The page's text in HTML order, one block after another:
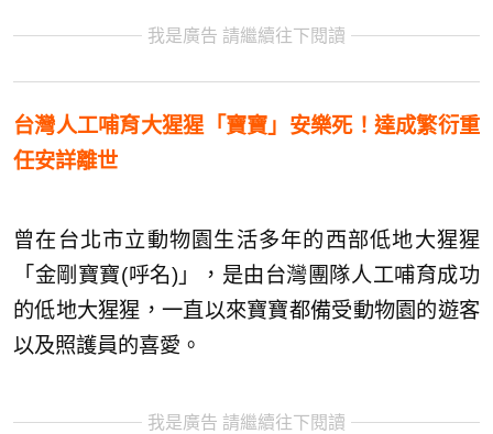
我是廣告 請繼續往下閱讀
台灣人工哺育大猩猩「寶寶」安樂死！達成繁衍重
任安詳離世
曾在台北市立動物園生活多年的西部低地大猩猩
「金剛寶寶(呼名)」，是由台灣團隊人工哺育成功
的低地大猩猩，一直以來寶寶都備受動物園的遊客
以及照護員的喜愛。
我是廣告 請繼續往下閱讀